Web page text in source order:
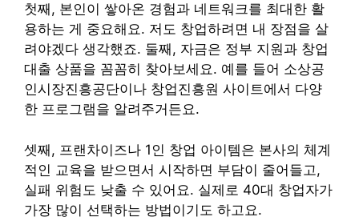
첫째, 본인이 쌓아온 경험과 네트워크를 최대한 활
용하는 게 중요해요. 저도 창업하려면 내 장점을 살
려야겠다 생각했죠. 둘째, 자금은 정부 지원과 창업
대출 상품을 꼼꼼히 찾아보세요. 예를 들어 소상공
인시장진흥공단이나 창업진흥원 사이트에서 다양
한 프로그램을 알려주거든요.
셋째, 프랜차이즈나 1인 창업 아이템은 본사의 체계
적인 교육을 받으면서 시작하면 부담이 줄어들고,
실패 위험도 낮출 수 있어요. 실제로 40대 창업자가
가장 많이 선택하는 방법이기도 하고요.